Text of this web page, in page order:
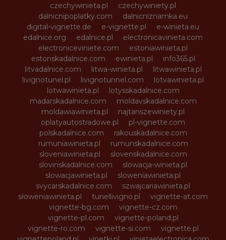
czechywinieta.pl
czechywiniety.pl
dalnicnipoplatky.com
dalnicniznamka.eu
digital-vignette.de
e-vignette.pl
e-winieta.eu
edalnice.org
edalnice.pl
electronicavinieta.com
electroniceviniete.com
estoniawinieta.pl
estonskadalnice.com
ewinieta.pl
info365.pl
litvadalnice.com
litwa-winieta.pl
litwawinieta.pl
livignotunel.pl
livignotunnel.com
lotvawinieta.pl
lotwawinieta.pl
lotysskadalnice.com
madarskadalnice.com
moldavskadalnice.com
moldawiawinieta.pl
najtanszewiniety.pl
oplatyautostradowe.pl
pl-vignette.com
polskadalnice.com
rakouskadalnice.com
rumuniawinieta.pl
rumunskadalnice.com
sloveniawinieta.pl
slovenskadalnice.com
slovinskadalnice.com
slowacja-winieta.pl
slowacjawinieta.pl
sloweniawinieta.pl
svycarskadalnice.com
szwajcariawinieta.pl
słoweniawinieta.pl
tunellivigno.pl
vignette-at.com
vignette-bg.com
vignette-cz.com
vignette-pl.com
vignette-poland.pl
vignette-ro.com
vignette-si.com
vignette.pl